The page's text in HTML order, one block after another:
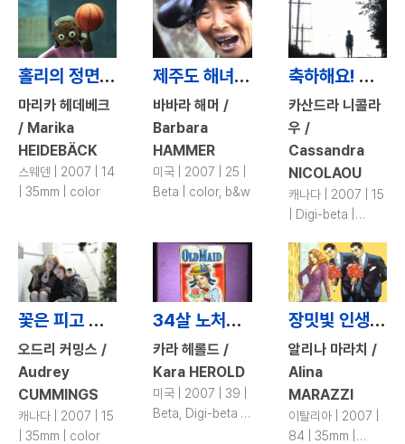
홀리의 정면승부 / Holly Gets Even
마리카 헤데베크
/ Marika
HEIDEBÄCK
스웨덴 | 2007 | 14
| 35mm | color
제주도 해녀 / Diving Women of Jeju-do
바바라 해머 /
Barbara
HAMMER
미국 | 2007 | 25 |
Beta | color, b&w
축하해요! 데이지 그레엄 / Congratulations Daisy Graham
카산드라 니콜라
우 /
Cassandra
NICOLAOU
캐나다 | 2007 | 15
| Digi-beta |
꽃은 피고 지고 / Burgeon and Fade
오드리 커밍스 /
Audrey
CUMMINGS
캐나다 | 2007 | 15
| 35mm | color
34살 노처녀 / Bachelorette, 34
카라 헤롤드 /
Kara HEROLD
미국 | 2007 | 39 |
Beta, Digi-beta |
장밋빛 인생을 원했던 여자 / We Want Roses Too
알리나 마라치 /
Alina
MARAZZI
이탈리아 | 2007 |
84 | 35mm |